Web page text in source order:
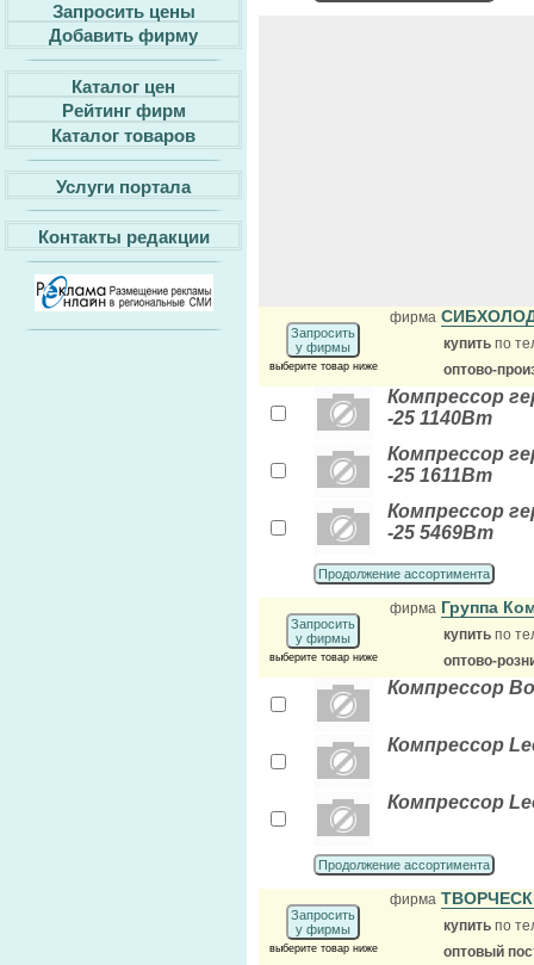
Запросить цены
Добавить фирму
Каталог цен
Рейтинг фирм
Каталог товаров
Услуги портала
Контакты редакции
Запросить
у фирмы
выберите товар ниже
фирма
купить по
оптово-
Компрессор
-25 1140Вт
Компрессор
-25 1611Вт
Компрессор
-25 5469Вт
Продолжение ассортимента
Запросить
у фирмы
выберите товар ниже
фирма Группа
купить по
оптово-
Компрессор
Компрессор
Компрессор
Продолжение ассортимента
Запросить
у фирмы
выберите товар ниже
фирма
купить по
оптовый